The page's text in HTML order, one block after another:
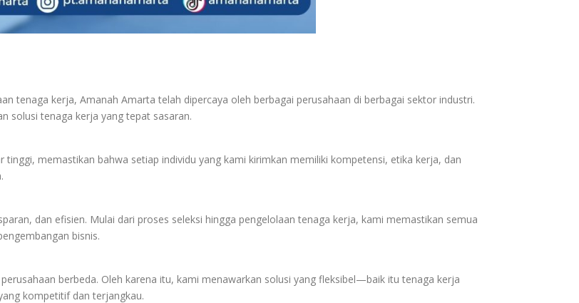
tenaga kerja, Amanah Amarta telah dipercaya oleh berbagai perusahaan di berbagai sektor industri.
solusi tenaga kerja yang tepat sasaran.
memastikan bahwa setiap individu yang kami kirimkan memiliki kompetensi, etika kerja, dan
dan efisien. Mulai dari proses seleksi hingga pengelolaan tenaga kerja, kami memastikan semua
bisnis.
berbeda. Oleh karena itu, kami menawarkan solusi yang fleksibel—baik itu tenaga kerja
kompetitif dan terjangkau.